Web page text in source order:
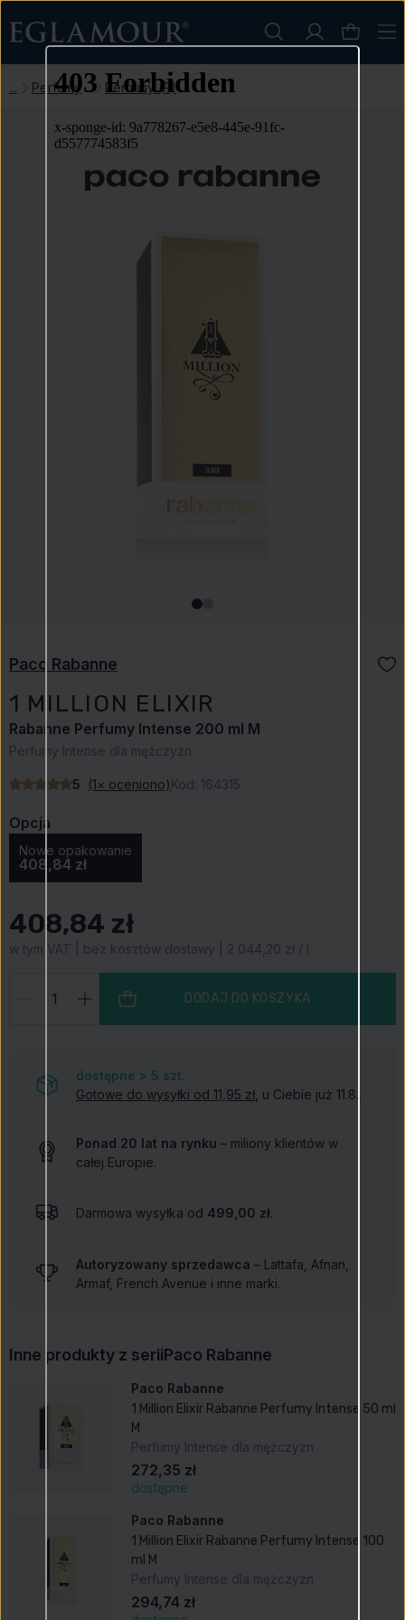
Perfumy Perfumy (P)
Paco Rabanne
1 MILLION ELIXIR
Rabanne Perfumy Intense 200 ml M
Perfumy Intense dla mężczyzn
5 (1× oceniono)Kod: 164315
Opcja
Nowe opakowanie
408,84 zł
408,84 zł
w tym VAT | bez kosztów dostawy | 2 044,20 zł / l
DODAJ DO KOSZYKA
dostępne > 5 szt.
Gotowe do wysyłki od 11,95 zł , u Ciebie już 11.8..
Ponad 20 lat na rynku – miliony klientów w
całej Europie.
Darmowa wysyłka od 499,00 zł.
Autoryzowany sprzedawca – Lattafa, Afnan,
Armaf, French Avenue i inne marki.
Inne produkty z seriiPaco Rabanne
Paco Rabanne
1 Million Elixir Rabanne Perfumy Intense 50 ml
M
Perfumy Intense dla mężczyzn
272,35 zł
dostępne
Paco Rabanne
1 Million Elixir Rabanne Perfumy Intense 100
ml M
Perfumy Intense dla mężczyzn
294,74 zł